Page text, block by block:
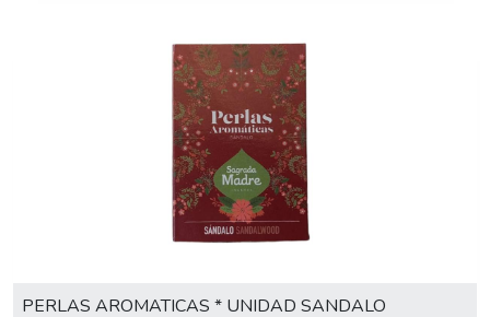
PERLAS AROMATICAS * UNIDAD SANDALO